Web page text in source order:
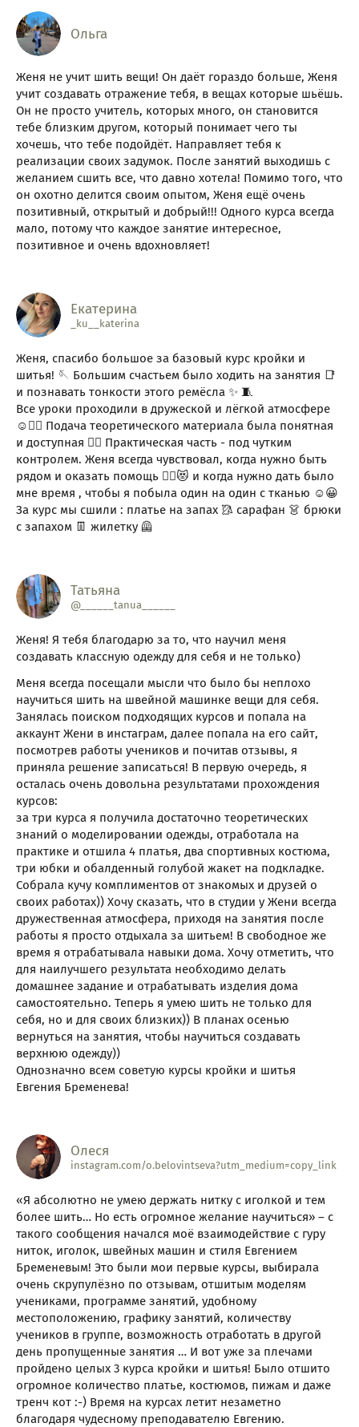
Ольга
Женя не учит шить вещи! Он даёт гораздо больше, Женя
учит создавать отражение тебя, в вещах которые шьёшь.
Он не просто учитель, которых много, он становится
тебе близким другом, который понимает чего ты
хочешь, что тебе подойдёт. Направляет тебя к
реализации своих задумок. После занятий выходишь с
желанием сшить все, что давно хотела! Помимо того, что
он охотно делится своим опытом, Женя ещё очень
позитивный, открытый и добрый!!! Одного курса всегда
мало, потому что каждое занятие интересное,
позитивное и очень вдохновляет!
Екатерина
_ku__katerina
Женя, спасибо большое за базовый курс кройки и
шитья! 🪡 Большим счастьем было ходить на занятия 📑
и познавать тонкости этого ремёсла ✨ 🧵
Все уроки проходили в дружеской и лёгкой атмосфере
☺️👍🏼 Подача теоретического материала была понятная
и доступная ☝🏼 Практическая часть - под чутким
контролем. Женя всегда чувствовал, когда нужно быть
рядом и оказать помощь ✌🏼😻 и когда нужно дать было
мне время , чтобы я побыла один на один с тканью ☺️😀
За курс мы сшили : платье на запах 🥻 сарафан 👗 брюки
с запахом 👖 жилетку 🦺
Татьяна
@______tanua______
Женя! Я тебя благодарю за то, что научил меня
создавать классную одежду для себя и не только)
Меня всегда посещали мысли что было бы неплохо
научиться шить на швейной машинке вещи для себя.
Занялась поиском подходящих курсов и попала на
аккаунт Жени в инстаграм, далее попала на его сайт,
посмотрев работы учеников и почитав отзывы, я
приняла решение записаться! В первую очередь, я
осталась очень довольна результатами прохождения
курсов:
за три курса я получила достаточно теоретических
знаний о моделировании одежды, отработала на
практике и отшила 4 платья, два спортивных костюма,
три юбки и обалденный голубой жакет на подкладке.
Собрала кучу комплиментов от знакомых и друзей о
своих работах)) Хочу сказать, что в студии у Жени всегда
дружественная атмосфера, приходя на занятия после
работы я просто отдыхала за шитьем! В свободное же
время я отрабатывала навыки дома. Хочу отметить, что
для наилучшего результата необходимо делать
домашнее задание и отрабатывать изделия дома
самостоятельно. Теперь я умею шить не только для
себя, но и для своих близких)) В планах осенью
вернуться на занятия, чтобы научиться создавать
верхнюю одежду))
Однозначно всем советую курсы кройки и шитья
Евгения Бременева!
Олеся
instagram.com/o.belovintseva?utm_medium=copy_link
«Я абсолютно не умею держать нитку с иголкой и тем
более шить… Но есть огромное желание научиться» – с
такого сообщения начался моё взаимодействие с гуру
ниток, иголок, швейных машин и стиля Евгением
Бременевым! Это были мои первые курсы, выбирала
очень скрупулёзно по отзывам, отшитым моделям
учениками, программе занятий, удобному
местоположению, графику занятий, количеству
учеников в группе, возможность отработать в другой
день пропущенные занятия … И вот уже за плечами
пройдено целых 3 курса кройки и шитья! Было отшито
огромное количество платье, костюмов, пижам и даже
тренч кот :-) Время на курсах летит незаметно
благодаря чудесному преподавателю Евгению.